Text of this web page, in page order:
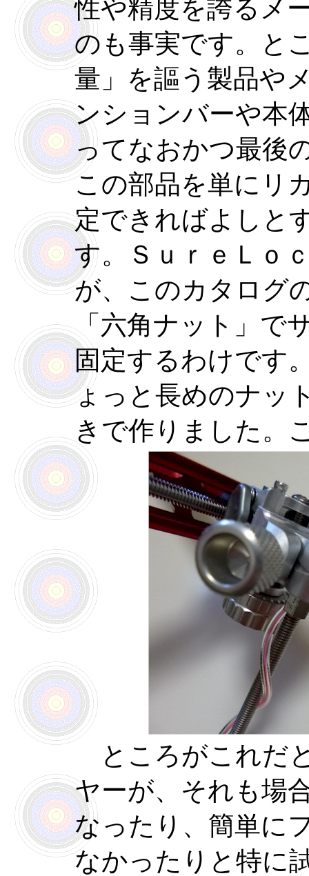
性や精度を誇るメ
のも事実です。と
量」を謳う製品や
ンションバーや本
ってなおかつ最後
この部品を単にリ
定できればよしと
す。ＳｕｒｅＬｏ
が、このカタログ
「六角ナット」で
固定するわけです
ょっと長めのナッ
きで作りました。
ところがこれだ
ヤーが、それも場
なったり、簡単に
なかったりと特に